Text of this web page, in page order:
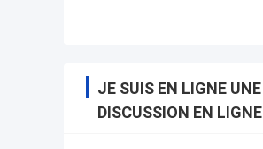
JE SUIS EN LIGNE UNE
DISCUSSION EN LIGNE